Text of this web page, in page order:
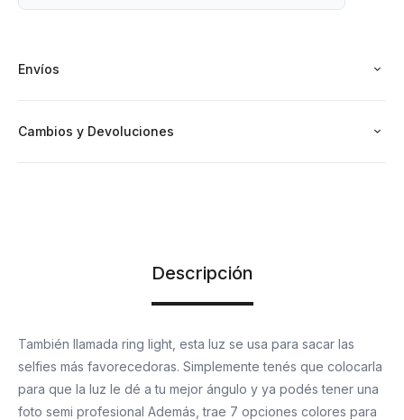
Envíos
Cambios y Devoluciones
Descripción
También llamada ring light, esta luz se usa para sacar las
selfies más favorecedoras. Simplemente tenés que colocarla
para que la luz le dé a tu mejor ángulo y ya podés tener una
foto semi profesional Además, trae 7 opciones colores para